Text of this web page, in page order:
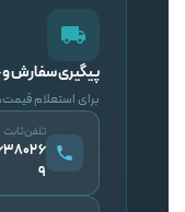
پیگیری سفارش
برای استعلام
تلفن ثابت
۰۲۱-
۹